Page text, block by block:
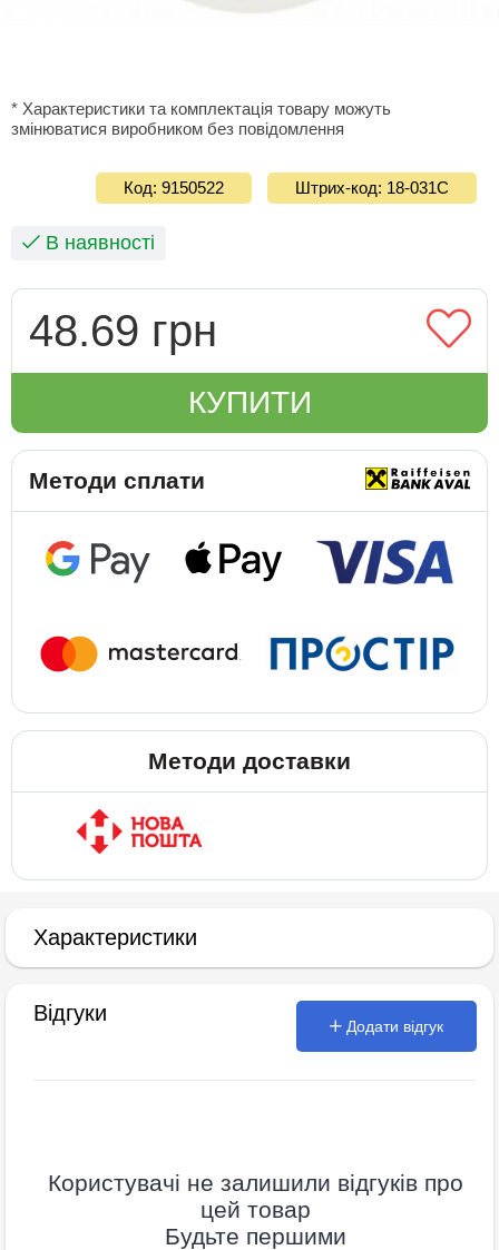
* Характеристики та комплектація товару можуть
змінюватися виробником без повідомлення
Код: 9150522 Штрих-код: 18-031С
В наявності
48.69 грн
КУПИТИ
Методи сплати
Методи доставки
Характеристики
Відгуки
Додати відгук
Користувачі не залишили відгуків про
цей товар
Будьте першими